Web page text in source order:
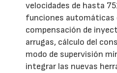
velocidades de hasta
funciones automáticas
compensación de
arrugas, cálculo del
modo de supervisión
integrar las nuevas